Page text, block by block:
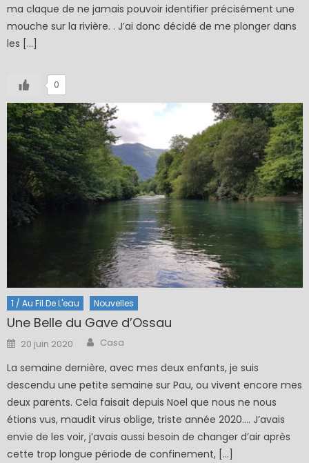
ma claque de ne jamais pouvoir identifier précisément une
mouche sur la rivière. . J’ai donc décidé de me plonger dans
les […]
0
1 / Au Fil De L'eau Nouvelles
Une Belle du Gave d’Ossau
Posted
on
20 juin 2020 Author
Casa
La semaine dernière, avec mes deux enfants, je suis
descendu une petite semaine sur Pau, ou vivent encore mes
deux parents. Cela faisait depuis Noel que nous ne nous
étions vus, maudit virus oblige, triste année 2020…. J’avais
envie de les voir, j’avais aussi besoin de changer d’air après
cette trop longue période de confinement, […]